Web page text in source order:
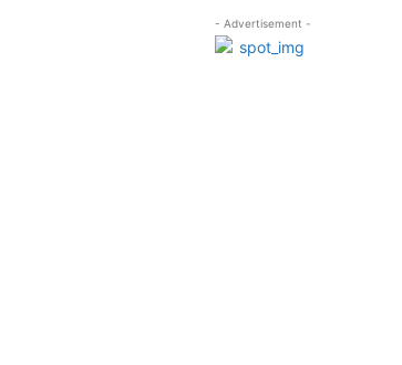
- Advertisement -